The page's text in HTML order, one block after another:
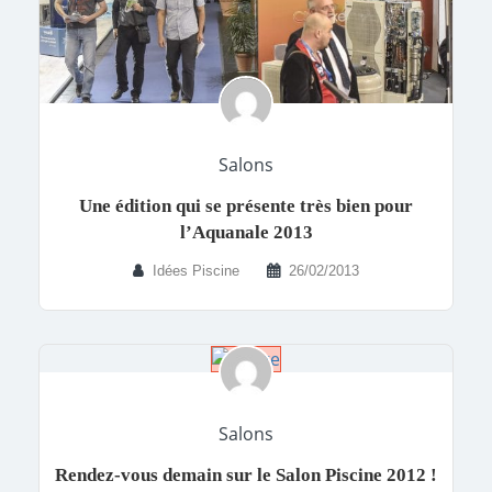
Salons
Une édition qui se présente très bien pour
l’Aquanale 2013
Idées Piscine 26/02/2013
Salons
Rendez-vous demain sur le Salon Piscine 2012 !